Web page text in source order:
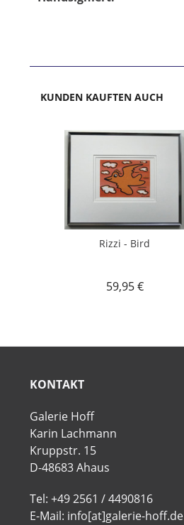
KUNDEN KAUFTEN AUCH
Rizzi - Bird
59,95 €
KONTAKT
Galerie Hoff
Karin Lachmann
Kruppstr. 15
D-48683 Ahaus
Tel: +49 2561 / 4490816
E-Mail: info[at]galerie-hoff.de